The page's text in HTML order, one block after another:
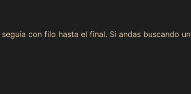
con filo hasta el final. Si andas buscando un
de crédito